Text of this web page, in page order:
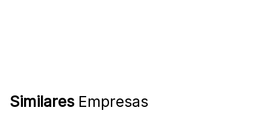
SimilaresEmpresas